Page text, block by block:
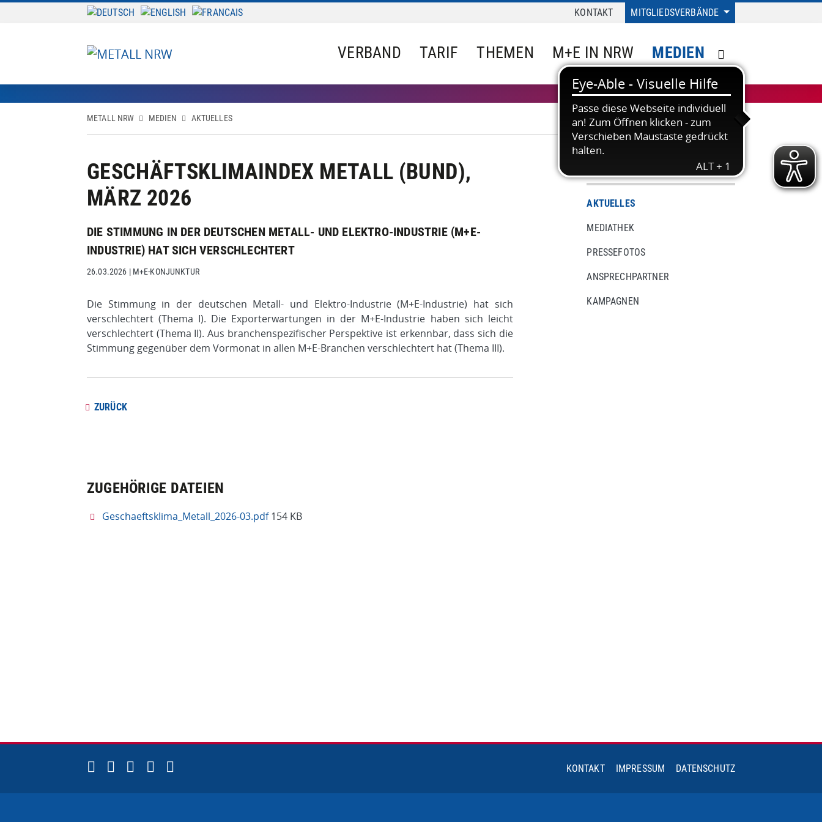
MITGLIEDSVERBÄNDE
KONTAKT
VERBAND TARIF THEMEN M+E IN NRW MEDIEN
METALL NRW MEDIEN AKTUELLES
GESCHÄFTSKLIMAINDEX METALL (BUND),
MÄRZ 2026
DIE STIMMUNG IN DER DEUTSCHEN METALL- UND ELEKTRO-INDUSTRIE (M+E-
INDUSTRIE) HAT SICH VERSCHLECHTERT
26.03.2026 | M+E-KONJUNKTUR
Die Stimmung in der deutschen Metall- und Elektro-Industrie (M+E-Industrie) hat sich
verschlechtert (Thema I). Die Exporterwartungen in der M+E-Industrie haben sich leicht
verschlechtert (Thema II). Aus branchenspezifischer Perspektive ist erkennbar, dass sich die
Stimmung gegenüber dem Vormonat in allen M+E-Branchen verschlechtert hat (Thema III).
ZURÜCK
ZUGEHÖRIGE DATEIEN
Geschaeftsklima_Metall_2026-03.pdf154 KB
MEDIEN
AKTUELLES
MEDIATHEK
PRESSEFOTOS
ANSPRECHPARTNER
KAMPAGNEN
KONTAKT IMPRESSUM DATENSCHUTZ